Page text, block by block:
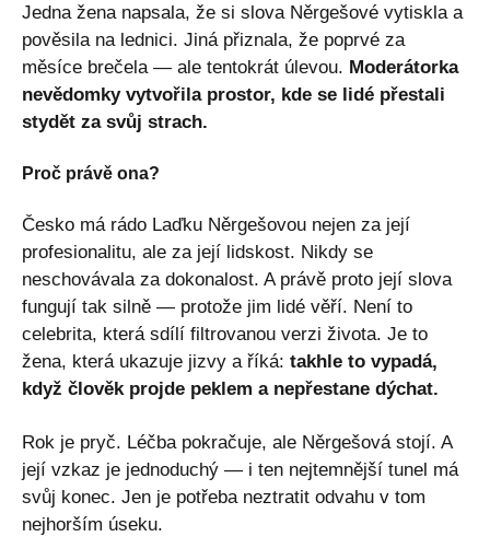
Jedna žena napsala, že si slova Něrgešové vytiskla a
pověsila na lednici. Jiná přiznala, že poprvé za
měsíce brečela — ale tentokrát úlevou. Moderátorka
nevědomky vytvořila prostor, kde se lidé přestali
stydět za svůj strach.
Proč právě ona?
Česko má rádo Laďku Něrgešovou nejen za její
profesionalitu, ale za její lidskost. Nikdy se
neschovávala za dokonalost. A právě proto její slova
fungují tak silně — protože jim lidé věří. Není to
celebrita, která sdílí filtrovanou verzi života. Je to
žena, která ukazuje jizvy a říká: takhle to vypadá,
když člověk projde peklem a nepřestane dýchat.
Rok je pryč. Léčba pokračuje, ale Něrgešová stojí. A
její vzkaz je jednoduchý — i ten nejtemnější tunel má
svůj konec. Jen je potřeba neztratit odvahu v tom
nejhorším úseku.